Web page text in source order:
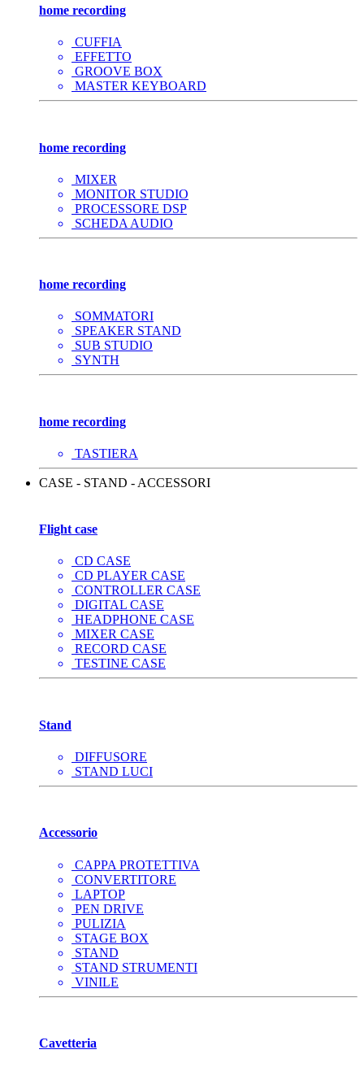
home recording
CUFFIA
EFFETTO
GROOVE BOX
MASTER KEYBOARD
home recording
MIXER
MONITOR STUDIO
PROCESSORE DSP
SCHEDA AUDIO
home recording
SOMMATORI
SPEAKER STAND
SUB STUDIO
SYNTH
home recording
TASTIERA
CASE - STAND - ACCESSORI
Flight case
CD CASE
CD PLAYER CASE
CONTROLLER CASE
DIGITAL CASE
HEADPHONE CASE
MIXER CASE
RECORD CASE
TESTINE CASE
Stand
DIFFUSORE
STAND LUCI
Accessorio
CAPPA PROTETTIVA
CONVERTITORE
LAPTOP
PEN DRIVE
PULIZIA
STAGE BOX
STAND
STAND STRUMENTI
VINILE
Cavetteria